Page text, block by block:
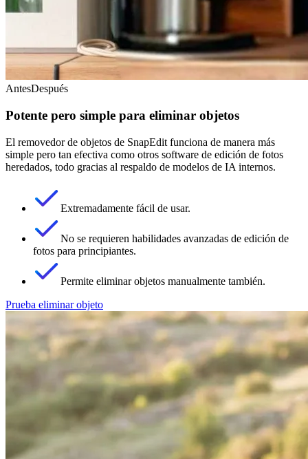
AntesDespués
Potente pero simple para eliminar objetos
El removedor de objetos de SnapEdit funciona de manera más
simple pero tan efectiva como otros software de edición de fotos
heredados, todo gracias al respaldo de modelos de IA internos.
Extremadamente fácil de usar.
No se requieren habilidades avanzadas de edición de
fotos para principiantes.
Permite eliminar objetos manualmente también.
Prueba eliminar objeto